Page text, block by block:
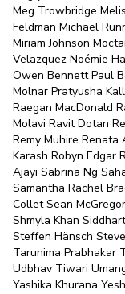
Meg Trowbridge
Feldman Michael
Miriam Johnson
Velazquez Noémie
Owen Bennett Paul
Molnar Pratyusha
Raegan MacDonald
Molavi Ravit Dotan
Remy Muhire
Karash Robyn Edgar
Ajayi Sabrina Ng
Samantha Rachel
Collet Sean
Shmyla Khan
Steffen Hänsch
Tarunima Prabhakar
Udbhav Tiwari
Yashika Khurana